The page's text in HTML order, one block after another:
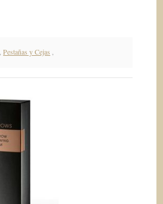
,Pestañas y Cejas